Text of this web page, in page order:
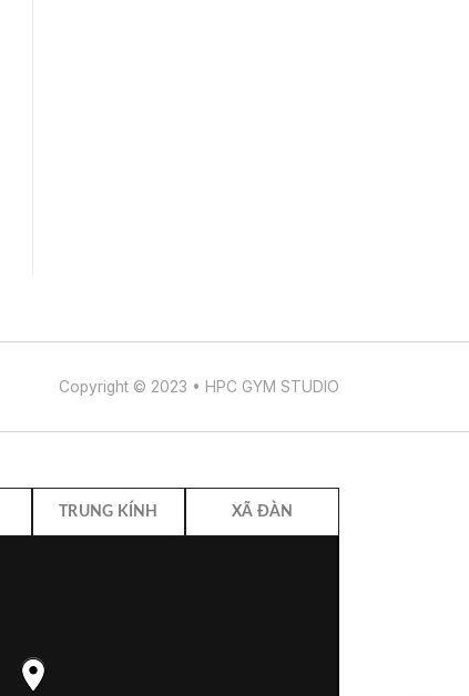
Copyright © 2023 • HPC GYM STUDIO
TRUNG KÍNH XÃ ĐÀN